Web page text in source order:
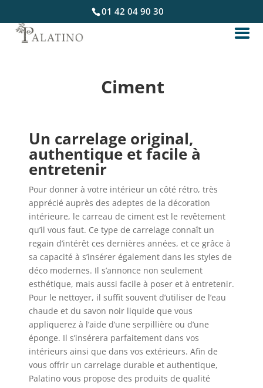
01 42 04 90 30
Ciment
Un carrelage original,
authentique et facile à
entretenir
Pour donner à votre intérieur un côté rétro, très
apprécié auprès des adeptes de la décoration
intérieure, le carreau de ciment est le revêtement
qu’il vous faut. Ce type de carrelage connaît un
regain d’intérêt ces dernières années, et ce grâce à
sa capacité à s’insérer également dans les styles de
déco modernes. Il s’annonce non seulement
esthétique, mais aussi facile à poser et à entretenir.
Pour le nettoyer, il suffit souvent d’utiliser de l’eau
chaude et du savon noir liquide que vous
appliquerez à l’aide d’une serpillière ou d’une
éponge. Il s’insérera parfaitement dans vos
intérieurs ainsi que dans vos extérieurs. Afin de
vous offrir un carrelage durable et authentique,
Palatino vous propose des produits de qualité